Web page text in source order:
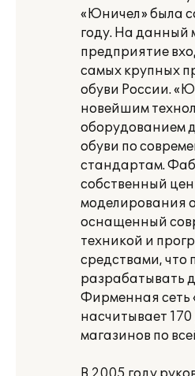
«Юничел» была
году. На данный
предприятие
самых крупных
обуви России.
новейшим
оборудованием
обуви по
стандартам.
собственный
моделирования
оснащенный
техникой и
средствами, что
разрабатывать
Фирменная сеть
насчитывает
магазинов по